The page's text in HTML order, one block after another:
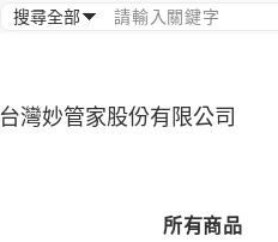
台灣妙管家股份有限公司
所有商品